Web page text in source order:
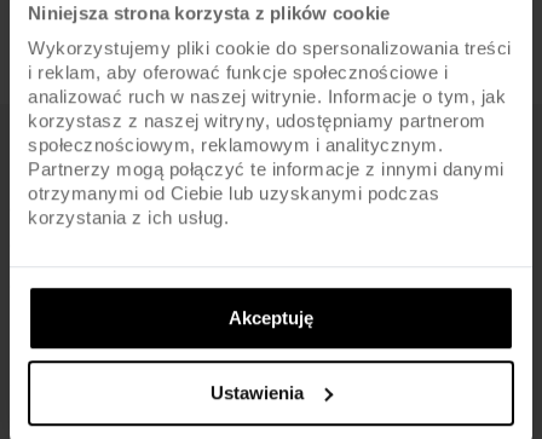
Niniejsza strona korzysta z plików cookie
Wykorzystujemy pliki cookie do spersonalizowania treści
i reklam, aby oferować funkcje społecznościowe i
analizować ruch w naszej witrynie. Informacje o tym, jak
korzystasz z naszej witryny, udostępniamy partnerom
społecznościowym, reklamowym i analitycznym.
Partnerzy mogą połączyć te informacje z innymi danymi
otrzymanymi od Ciebie lub uzyskanymi podczas
korzystania z ich usług.
Akceptuję
Ustawienia
FIRMA
O nas
Kontakt
Archiwum rowerów
Oświadczenie o dostępności
SKLEP